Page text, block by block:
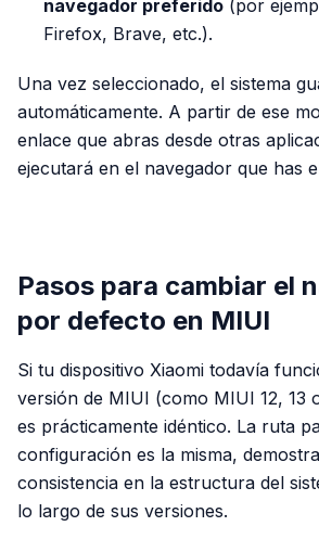
navegador preferido (por
Firefox, Brave, etc.).
Una vez seleccionado, el sistema
automáticamente. A partir de ese
enlace que abras desde otras
ejecutará en el navegador que has
Pasos para cambiar el
por defecto en MIUI
Si tu dispositivo Xiaomi todavía
versión de MIUI (como MIUI 12, 13
es prácticamente idéntico. La ruta
configuración es la misma,
consistencia en la estructura del
lo largo de sus versiones.